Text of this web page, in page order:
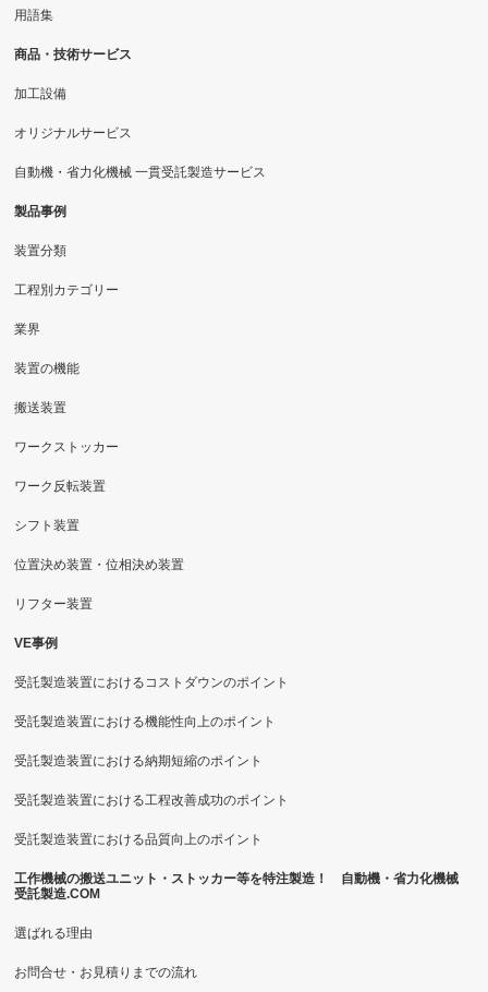
用語集
商品・技術サービス
加工設備
オリジナルサービス
自動機・省力化機械 一貫受託製造サービス
製品事例
装置分類
工程別カテゴリー
業界
装置の機能
搬送装置
ワークストッカー
ワーク反転装置
シフト装置
位置決め装置・位相決め装置
リフター装置
VE事例
受託製造装置におけるコストダウンのポイント
受託製造装置における機能性向上のポイント
受託製造装置における納期短縮のポイント
受託製造装置における工程改善成功のポイント
受託製造装置における品質向上のポイント
工作機械の搬送ユニット・ストッカー等を特注製造！ 自動機・省力化機械
受託製造.COM
選ばれる理由
お問合せ・お見積りまでの流れ